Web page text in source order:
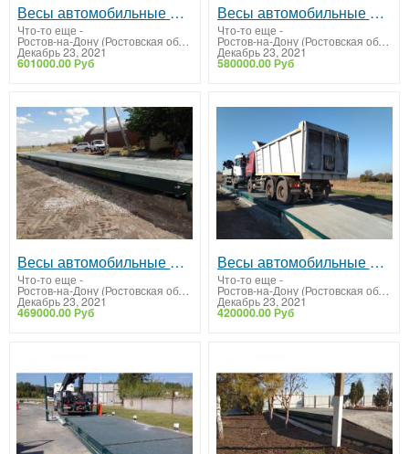
Весы автомобильные 60 тонн ВА-СХТ-60
Что-то еще -
Ростов-на-Дону (Ростовская область)
Декабрь 23, 2021
601000.00 Руб
Весы автомобильные 50 тонн ВА-СХТ-50
Что-то еще -
Ростов-на-Дону (Ростовская область)
Декабрь 23, 2021
580000.00 Руб
Весы автомобильные 40 тонн ВА-СХТ-40
Что-то еще -
Ростов-на-Дону (Ростовская область)
Декабрь 23, 2021
469000.00 Руб
Весы автомобильные 30 тонн ВА-СХТ-30
Что-то еще -
Ростов-на-Дону (Ростовская область)
Декабрь 23, 2021
420000.00 Руб